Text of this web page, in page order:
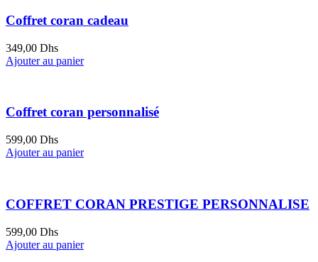
Coffret coran cadeau
349,00 Dhs
Ajouter au panier
Coffret coran personnalisé
599,00 Dhs
Ajouter au panier
COFFRET CORAN PRESTIGE PERSONNALISE
599,00 Dhs
Ajouter au panier